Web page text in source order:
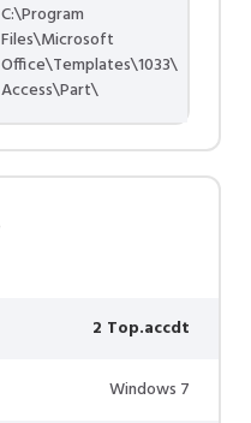
C:\Program
Files\Microsoft
Office\Templates\1033\
Access\Part\
2 Top.accdt
Windows 7